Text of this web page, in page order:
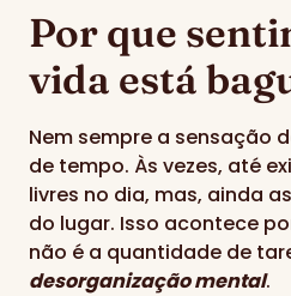
Por que
vida está
Nem sempre a sensação
de tempo. Às vezes, até
livres no dia, mas, ainda
do lugar. Isso acontece
não é a quantidade de
desorganização mental.